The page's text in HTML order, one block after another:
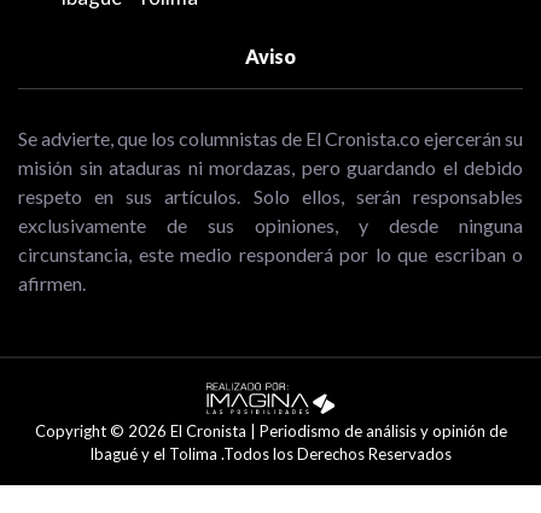
Aviso
Se advierte, que los columnistas de El Cronista.co ejercerán su
misión sin ataduras ni mordazas, pero guardando el debido
respeto en sus artículos. Solo ellos, serán responsables
exclusivamente de sus opiniones, y desde ninguna
circunstancia, este medio responderá por lo que escriban o
afirmen.
Copyright © 2026 El Cronista | Periodismo de análisis y opinión de
Ibagué y el Tolima .Todos los Derechos Reservados